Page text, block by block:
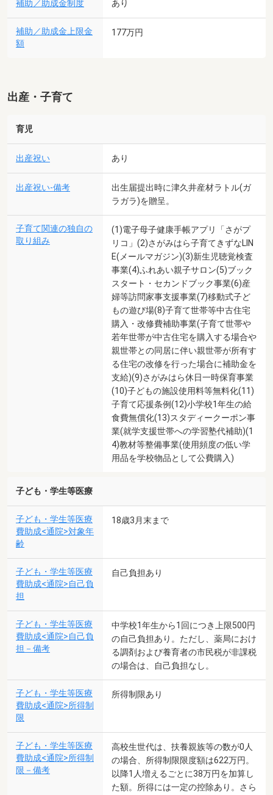
補助／助成金制度 あり
補助／助成金上限金
額
177万円
出産・子育て
育児
出産祝い あり
出産祝い-備考
出生届提出時に津久井産材ラトル(ガ
ラガラ)を贈呈。
子育て関連の独自の
取り組み
(1)電子母子健康手帳アプリ「さがプ
リコ」(2)さがみはら子育てきずなLIN
E(メールマガジン)(3)新生児聴覚検査
事業(4)ふれあい親子サロン(5)ブック
スタート・セカンドブック事業(6)産
婦等訪問家事支援事業(7)移動式子ど
もの遊び場(8)子育て世帯等中古住宅
購入・改修費補助事業(子育て世帯や
若年世帯が中古住宅を購入する場合や
親世帯との同居に伴い親世帯が所有す
る住宅の改修を行った場合に補助金を
支給)(9)さがみはら休日一時保育事業
(10)子どもの施設使用料等無料化(11)
子育て応援条例(12)小学校1年生の給
食費無償化(13)スタディークーポン事
業(就学支援世帯への学習塾代補助)(1
4)教材等整備事業(使用頻度の低い学
用品を学校物品として公費購入)
子ども・学生等医療
子ども・学生等医療
費助成<通院>対象年
齢
18歳3月末まで
子ども・学生等医療
費助成<通院>自己負
担
自己負担あり
子ども・学生等医療
費助成<通院>自己負
担－備考
中学校1年生から1回につき上限500円
の自己負担あり。ただし、薬局におけ
る調剤および養育者の市民税が非課税
の場合は、自己負担なし。
子ども・学生等医療
費助成<通院>所得制
限
所得制限あり
子ども・学生等医療
費助成<通院>所得制
限－備考
高校生世代は、扶養親族等の数が0人
の場合、所得制限限度額は622万円。
以降1人増えるごとに38万円を加算し
た額。所得には一定の控除あり。さら